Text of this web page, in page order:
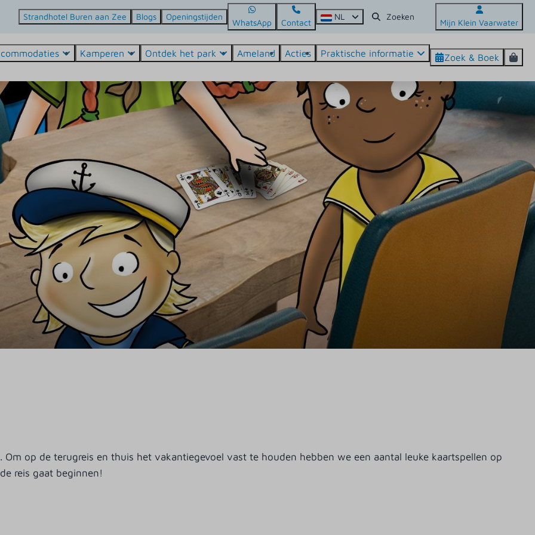
Strandhotel Buren aan Zee Blogs Openingstijden
WhatsApp Contact
NL
Mijn Klein Vaarwater
Kamperen Ontdek het park Ameland Acties Praktische informatie Zoek & Boek
op de terugreis en thuis het vakantiegevoel vast te houden hebben we een aantal leuke kaartspellen op
reis gaat beginnen!